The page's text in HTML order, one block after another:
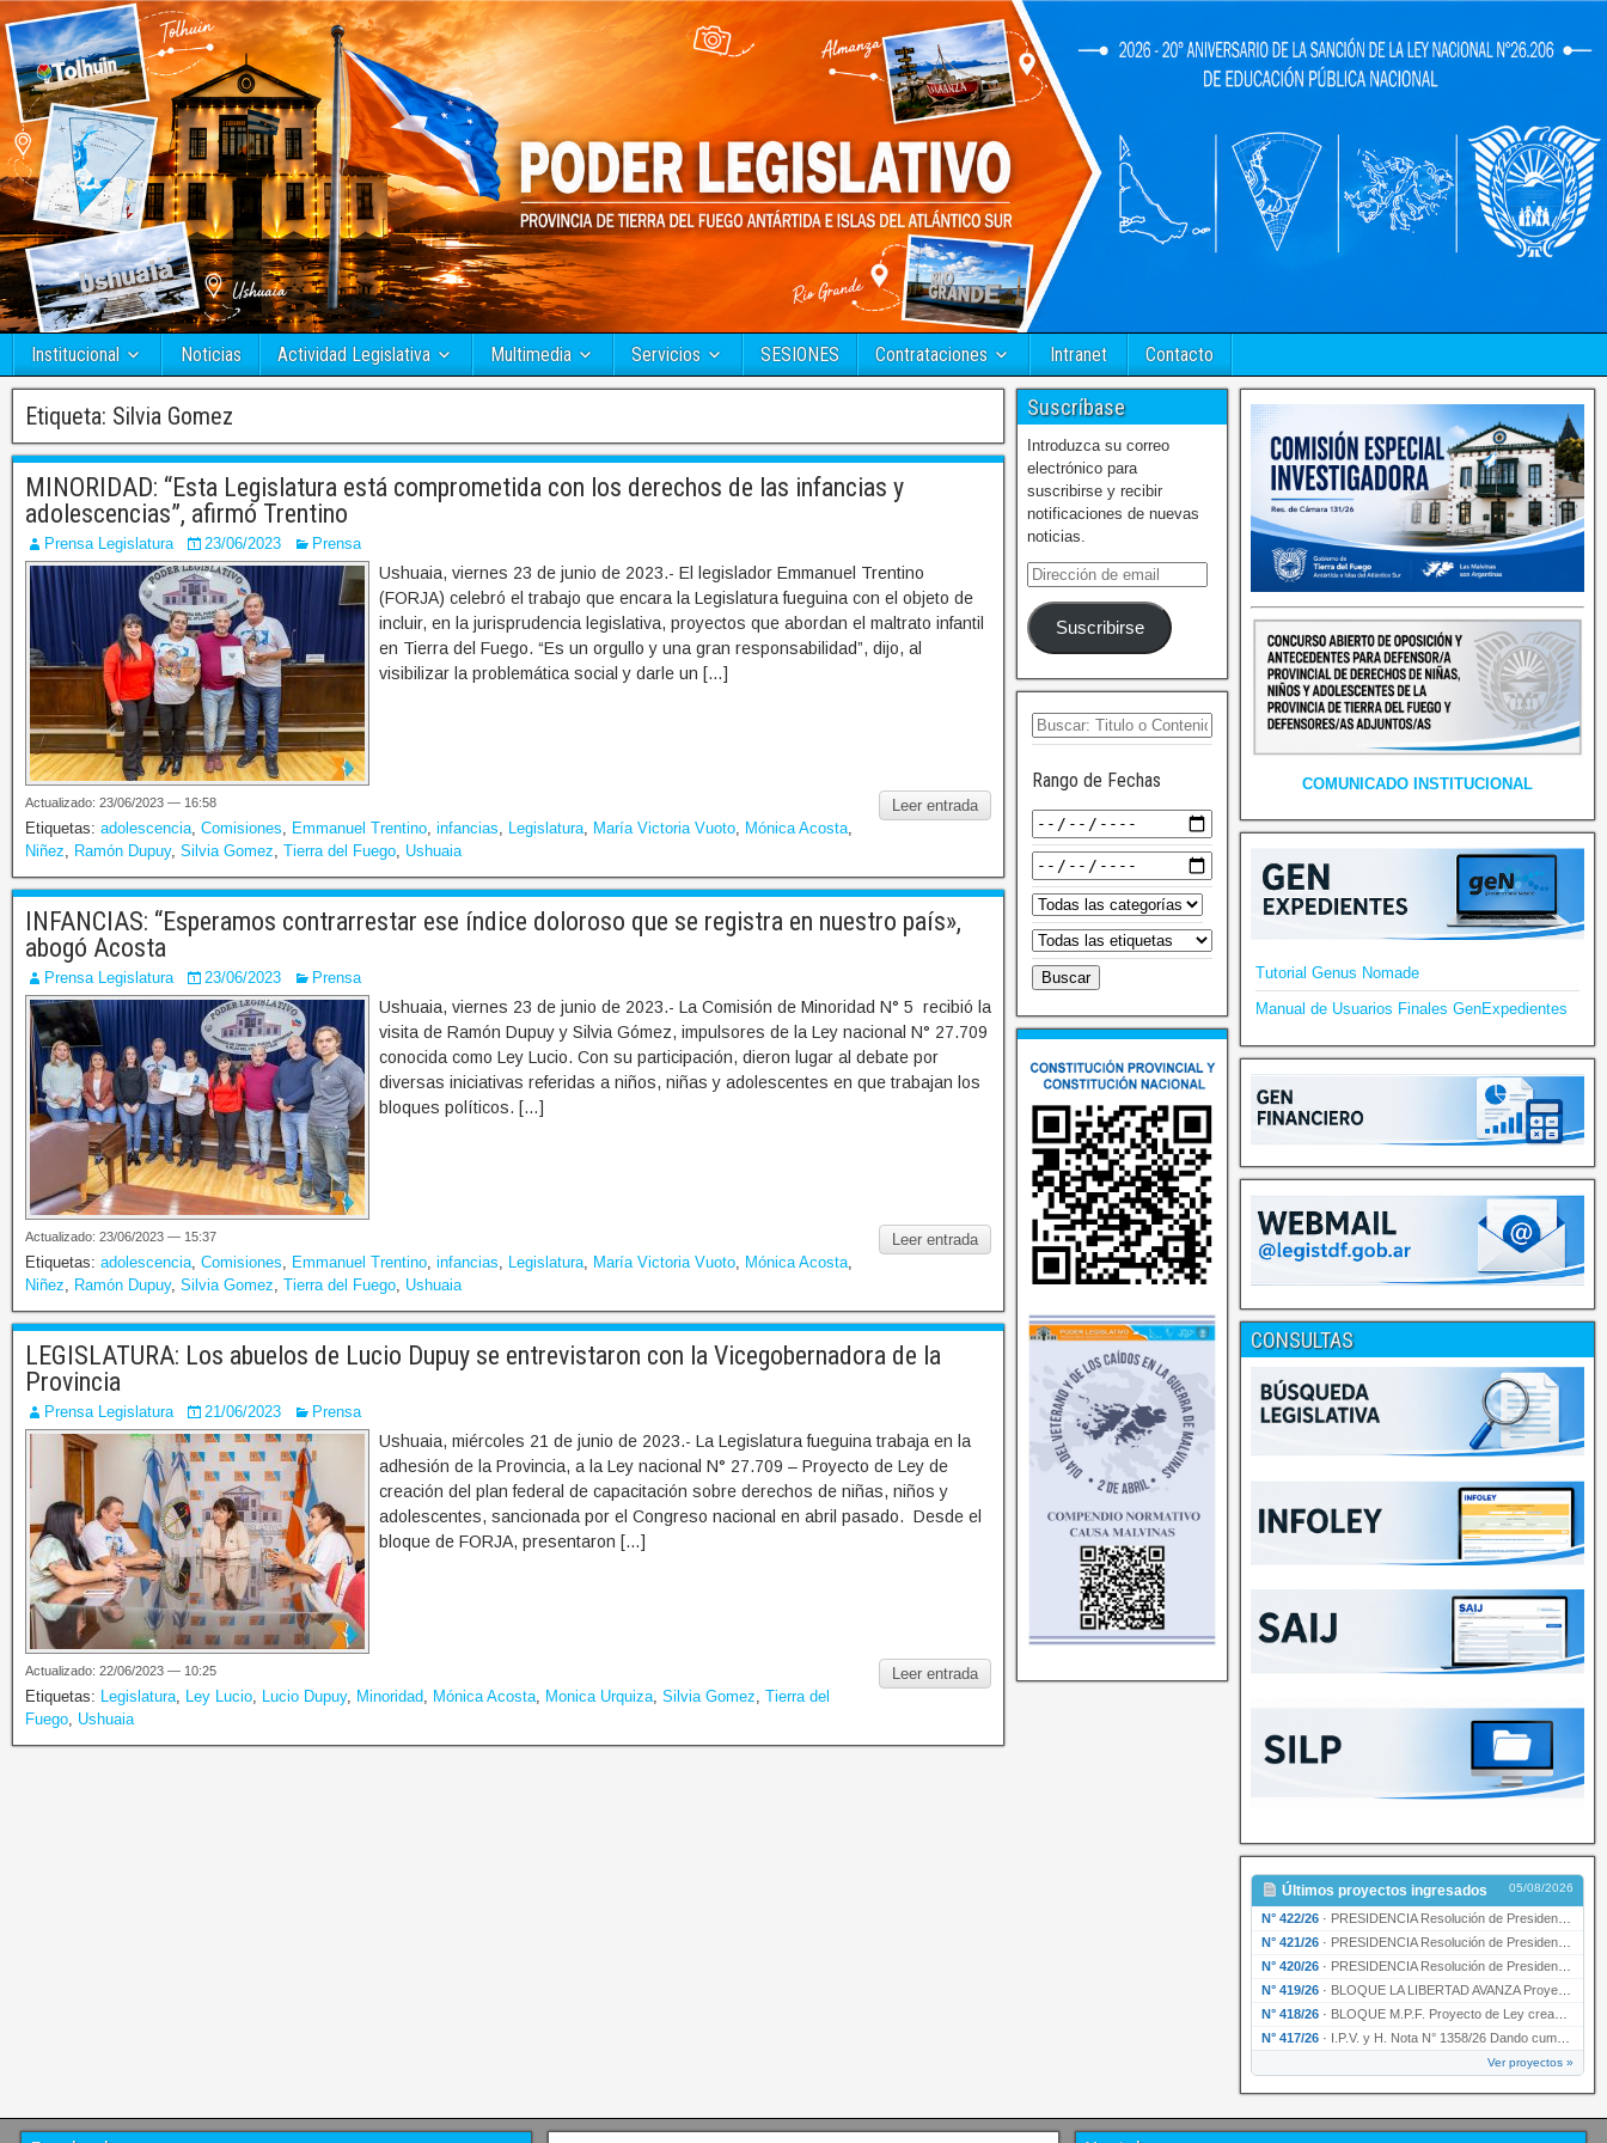
Institucional Noticias Actividad Legislativa Multimedia Servicios SESIONES Contrataciones Intranet Contacto
Etiqueta: Silvia Gomez
MINORIDAD: “Esta Legislatura está comprometida con los derechos de las infancias y
adolescencias”, afirmó Trentino
Prensa Legislatura 23/06/2023 Prensa
Ushuaia, viernes 23 de junio de 2023.- El legislador Emmanuel Trentino
(FORJA) celebró el trabajo que encara la Legislatura fueguina con el objeto de
incluir, en la jurisprudencia legislativa, proyectos que abordan el maltrato infantil
en Tierra del Fuego. “Es un orgullo y una gran responsabilidad”, dijo, al
visibilizar la problemática social y darle un […]
Leer entrada
Actualizado: 23/06/2023 — 16:58
Etiquetas: adolescencia, Comisiones, Emmanuel Trentino, infancias, Legislatura, María Victoria Vuoto, Mónica Acosta,
Niñez, Ramón Dupuy, Silvia Gomez, Tierra del Fuego, Ushuaia
INFANCIAS: “Esperamos contrarrestar ese índice doloroso que se registra en nuestro país»,
abogó Acosta
Prensa Legislatura 23/06/2023 Prensa
Ushuaia, viernes 23 de junio de 2023.- La Comisión de Minoridad N° 5 recibió la
visita de Ramón Dupuy y Silvia Gómez, impulsores de la Ley nacional N° 27.709
conocida como Ley Lucio. Con su participación, dieron lugar al debate por
diversas iniciativas referidas a niños, niñas y adolescentes en que trabajan los
bloques políticos. […]
Leer entrada
Actualizado: 23/06/2023 — 15:37
Etiquetas: adolescencia, Comisiones, Emmanuel Trentino, infancias, Legislatura, María Victoria Vuoto, Mónica Acosta,
Niñez, Ramón Dupuy, Silvia Gomez, Tierra del Fuego, Ushuaia
LEGISLATURA: Los abuelos de Lucio Dupuy se entrevistaron con la Vicegobernadora de la
Provincia
Prensa Legislatura 21/06/2023 Prensa
Ushuaia, miércoles 21 de junio de 2023.- La Legislatura fueguina trabaja en la
adhesión de la Provincia, a la Ley nacional N° 27.709 – Proyecto de Ley de
creación del plan federal de capacitación sobre derechos de niñas, niños y
adolescentes, sancionada por el Congreso nacional en abril pasado. Desde el
bloque de FORJA, presentaron […]
Leer entrada
Actualizado: 22/06/2023 — 10:25
Etiquetas: Legislatura, Ley Lucio, Lucio Dupuy, Minoridad, Mónica Acosta, Monica Urquiza, Silvia Gomez, Tierra del
Fuego, Ushuaia
Suscríbase
Introduzca su correo
electrónico para
suscribirse y recibir
notificaciones de nuevas
noticias.
Suscribirse
Rango de Fechas COMUNICADO INSTITUCIONAL
Tutorial Genus Nomade
Manual de Usuarios Finales GenExpedientes
CONSULTAS
Últimos proyectos ingresados 05/08/2026
N° 422/26 · PRESIDENCIA Resolución de Presidencia N° 200/26 para su ratificación.
N° 421/26 · PRESIDENCIA Resolución de Presidencia N° 199/26 para su ratificación.
N° 420/26 · PRESIDENCIA Resolución de Presidencia N° 198/26 para su ratificación.
N° 419/26 · BLOQUE LA LIBERTAD AVANZA Proyecto de Ley declarando la esencialidad del servicio educativ…
N° 418/26 · BLOQUE M.P.F. Proyecto de Ley creando el Ente Único Regulador de servicios públicos de la …
N° 417/26 · I.P.V. y H. Nota N° 1358/26 Dando cumplimiento al artículo 29 de la Ley provincial N° 1399…
Ver proyectos »